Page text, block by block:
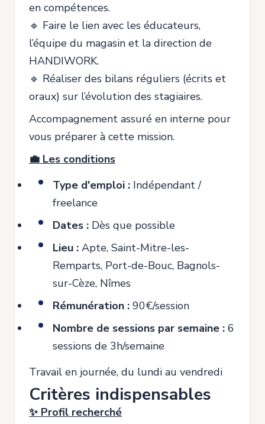
en compétences.
🔹 Faire le lien avec les éducateurs,
l’équipe du magasin et la direction de
HANDIWORK.
🔹 Réaliser des bilans réguliers (écrits et
oraux) sur l’évolution des stagiaires.
Accompagnement assuré en interne pour
vous préparer à cette mission.
💼 Les conditions
Type d'emploi : Indépendant /
freelance
Dates : Dès que possible
Lieu : Apte, Saint-Mitre-les-
Remparts, Port-de-Bouc, Bagnols-
sur-Cèze, Nîmes
Rémunération : 90€/session
Nombre de sessions par semaine : 6
sessions de 3h/semaine
Travail en journée, du lundi au vendredi
Critères indispensables
✨ Profil recherché